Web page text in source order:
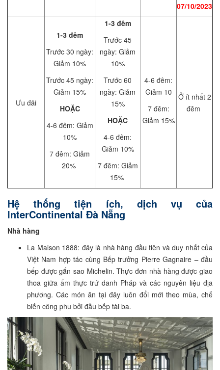
07/10/2023
Ưu đãi
1-3 đêm
Trước 30 ngày:
Giảm 10%
Trước 45 ngày:
Giảm 15%
HOẶC
4-6 đêm: Giảm
10%
7 đêm: Giảm
20%
1-3 đêm
Trước 45
ngày: Giảm
10%
Trước 60
ngày: Giảm
15%
HOẶC
4-6 đêm:
Giảm 10%
7 đêm: Giảm
15%
4-6 đêm:
Giảm 10
7 đêm:
Giảm 15%
Ở ít nhất 2
đêm
Hệ thống tiện ích, dịch vụ của
InterContinental Đà Nẵng
Nhà hàng
La Maison 1888: đây là nhà hàng đầu tiên và duy nhất của
Việt Nam hợp tác cùng Bếp trưởng Pierre Gagnaire – đầu
bếp được gắn sao Michelin. Thực đơn nhà hàng được giao
thoa giữa ẩm thực trứ danh Pháp và các nguyên liệu địa
phương. Các món ăn tại đây luôn đổi mới theo mùa, chế
biến công phu bởi đầu bếp tài ba.